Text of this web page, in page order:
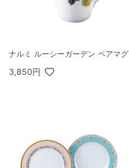
ナルミ ルーシーガーデン ペアマグ
3,850円